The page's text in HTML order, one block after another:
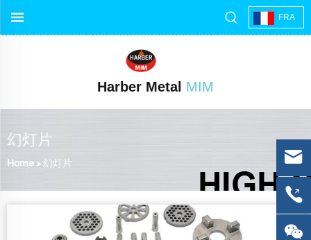
FRA
Harber Metal MIM
幻灯片
Home >幻灯片